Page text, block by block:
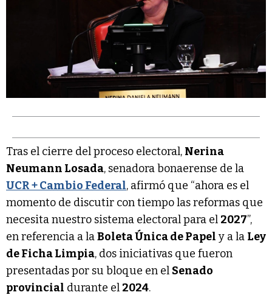
Tras el cierre del proceso electoral, Nerina
Neumann Losada, senadora bonaerense de la
UCR + Cambio Federal, afirmó que “ahora es el
momento de discutir con tiempo las reformas que
necesita nuestro sistema electoral para el 2027”,
en referencia a laBoleta Única de Papel y a la Ley
de Ficha Limpia, dos iniciativas que fueron
presentadas por su bloque en el Senado
provincial durante el 2024.